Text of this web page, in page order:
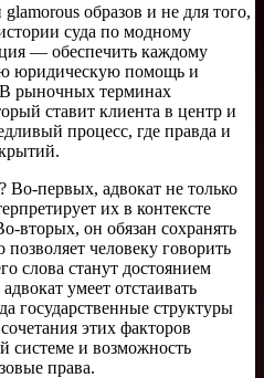
образов и не для того,
суда по модному
— обеспечить каждому
юридическую помощь и
рыночных терминах
ставит клиента в центр и
процесс, где правда и
Во-первых, адвокат не только
их в контексте
вторых, он обязан сохранять
человеку говорить
слова станут достоянием
умеет отстаивать
государственные структуры
этих факторов
системе и возможность
права.